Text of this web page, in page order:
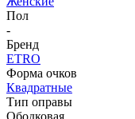
Пол
-
Бренд
ETRO
Форма очков
Квадратные
Тип оправы
Ободковая